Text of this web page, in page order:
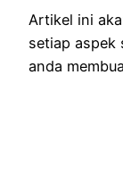
Artikel ini
setiap aspek
anda